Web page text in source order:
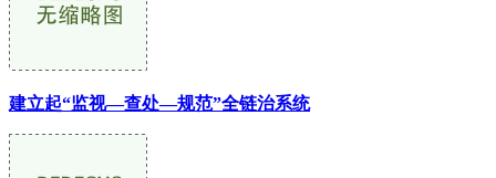
建立起“监视—查处—规范”全链治系统